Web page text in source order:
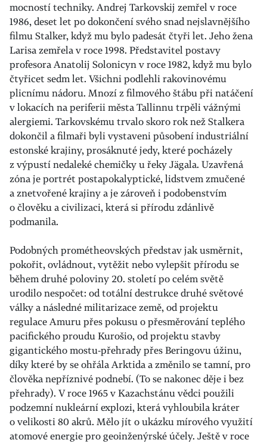
mocností techniky. Andrej Tarkovskij zemřel v roce
1986, deset let po dokončení svého snad nejslavnějšího
filmu Stalker, když mu bylo padesát čtyři let. Jeho žena
Larisa zemřela v roce 1998. Představitel postavy
profesora Anatolij Solonicyn v roce 1982, když mu bylo
čtyřicet sedm let. Všichni podlehli rakovinovému
plicnímu nádoru. Mnozí z filmového štábu při natáčení
v lokacích na periferii města Tallinnu trpěli vážnými
alergiemi. Tarkovskému trvalo skoro rok než Stalkera
dokončil a filmaři byli vystaveni působení industriální
estonské krajiny, prosáknuté jedy, které pocházely
z výpustí nedaleké chemičky u řeky Jägala. Uzavřená
zóna je portrét postapokalyptické, lidstvem zmučené
a znetvořené krajiny a je zároveň i podobenstvím
o člověku a civilizaci, která si přírodu zdánlivě
podmanila.
Podobných prométheovských představ jak usměrnit,
pokořit, ovládnout, vytěžit nebo vylepšit přírodu se
během druhé poloviny 20. století po celém světě
urodilo nespočet: od totální destrukce druhé světové
války a následné militarizace země, od projektu
regulace Amuru přes pokusu o přesměrování teplého
pacifického proudu Kurošio, od projektu stavby
gigantického mostu-přehrady přes Beringovu úžinu,
díky které by se ohřála Arktida a změnilo se tamní, pro
člověka nepříznivé podnebí. (To se nakonec děje i bez
přehrady). V roce 1965 v Kazachstánu vědci použili
podzemní nukleární explozi, která vyhloubila kráter
o velikosti 80 akrů. Mělo jít o ukázku mírového využití
atomové energie pro geoinženýrské účely. Ještě v roce